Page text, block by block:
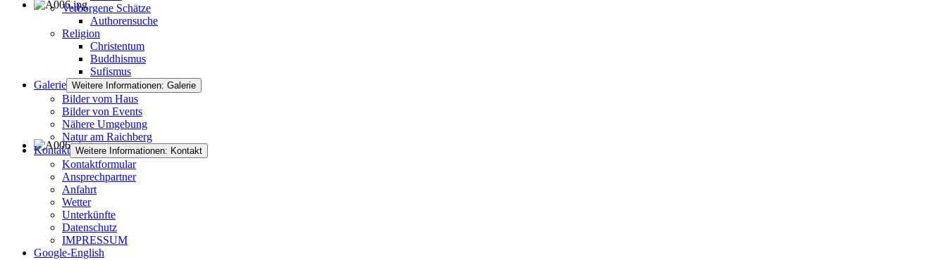
Verborgene Schätze
Authorensuche
Religion
Christentum
Buddhismus
Sufismus
Galerie Weitere Informationen: Galerie
Bilder vom Haus
Bilder von Events
Nähere Umgebung
Natur am Raichberg
Kontakt Weitere Informationen: Kontakt
Kontaktformular
Ansprechpartner
Anfahrt
Wetter
Unterkünfte
Datenschutz
IMPRESSUM
Google-English